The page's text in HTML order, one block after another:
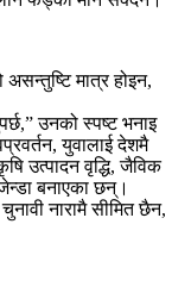
मात्र होइन,
उनको स्पष्ट भनाइ
युवालाई देशमै
उत्पादन वृद्धि, जैविक
बनाएका छन्।
नारामै सीमित छैन,